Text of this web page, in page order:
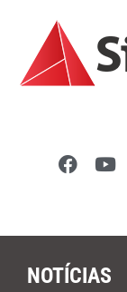
NOTÍCIAS